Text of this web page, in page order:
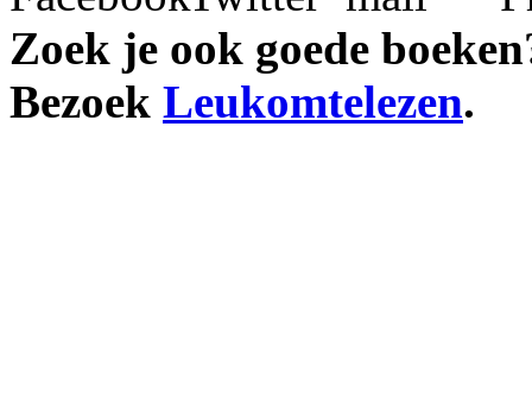
Zoek je ook goede
Bezoek Leukomtelezen.